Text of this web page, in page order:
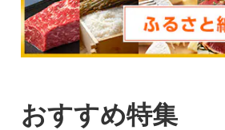
おすすめ特集